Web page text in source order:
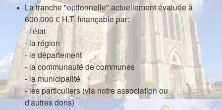
La tranche "optionnelle" actuellement évaluée à
600.000 € H.T. finançable par:
- l'état
- la région
- le département
- la communauté de communes
- la municipalité
- les particuliers (via notre association ou
d'autres dons)